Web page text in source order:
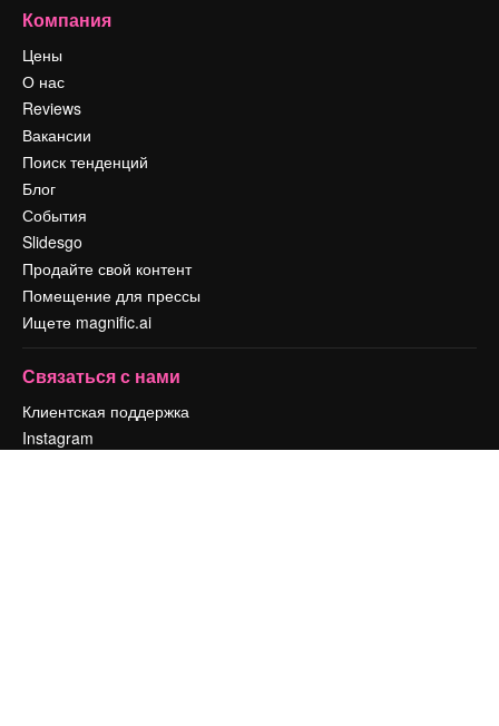
Компания
Цены
О нас
Reviews
Вакансии
Поиск тенденций
Блог
События
Slidesgo
Продайте свой контент
Помещение для прессы
Ищете magnific.ai
Связаться с нами
Клиентская поддержка
Instagram